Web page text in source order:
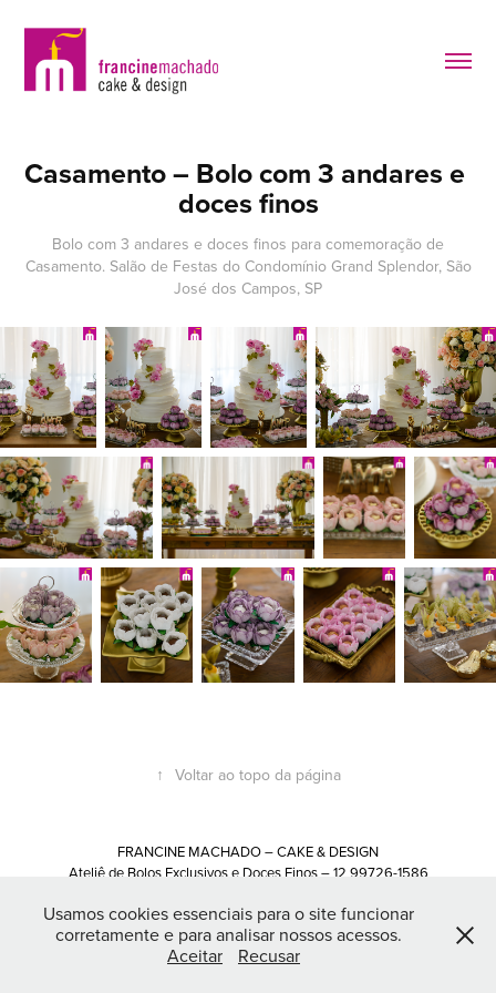
Casamento – Bolo com 3 andares e
doces finos
Bolo com 3 andares e doces finos para comemoração de
Casamento. Salão de Festas do Condomínio Grand Splendor, São
José dos Campos, SP
↑ Voltar ao topo da página
FRANCINE MACHADO – CAKE & DESIGN
Ateliê de Bolos Exclusivos e Doces Finos – 12 99726-1586
São José dos Campos – SP
Usamos cookies essenciais para o site funcionar
corretamente e para analisar nossos acessos.
Aceitar
Recusar